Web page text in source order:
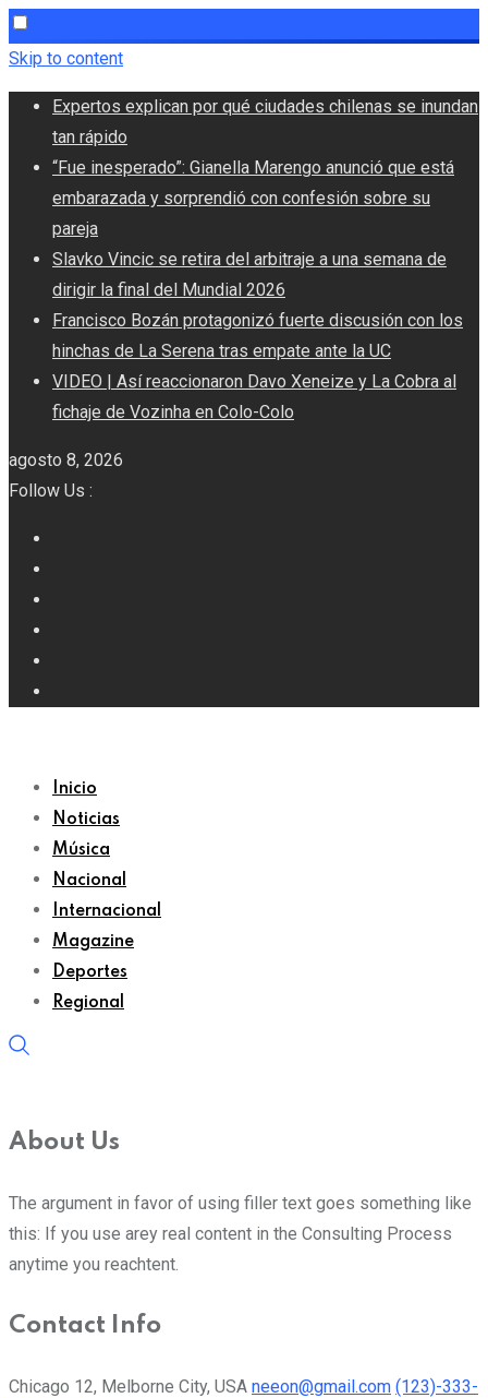
Skip to content
Expertos explican por qué ciudades chilenas se inundan
tan rápido
“Fue inesperado”: Gianella Marengo anunció que está
embarazada y sorprendió con confesión sobre su
pareja
Slavko Vincic se retira del arbitraje a una semana de
dirigir la final del Mundial 2026
Francisco Bozán protagonizó fuerte discusión con los
hinchas de La Serena tras empate ante la UC
VIDEO | Así reaccionaron Davo Xeneize y La Cobra al
fichaje de Vozinha en Colo-Colo
agosto 8, 2026
Follow Us :
Inicio
Noticias
Música
Nacional
Internacional
Magazine
Deportes
Regional
About Us
The argument in favor of using filler text goes something like
this: If you use arey real content in the Consulting Process
anytime you reachtent.
Contact Info
Chicago 12, Melborne City, USA neeon@gmail.com (123)-333-